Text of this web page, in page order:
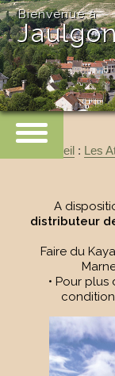
Bienvenue à
Accueil: Les
A
distributeur
Faire du
• Pour plus